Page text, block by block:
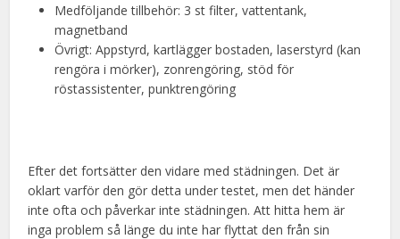
Medföljande tillbehör: 3 st filter, vattentank,
magnetband
Övrigt: Appstyrd, kartlägger bostaden, laserstyrd (kan
rengöra i mörker), zonrengöring, stöd för
röstassistenter, punktrengöring
Efter det fortsätter den vidare med städningen. Det är
oklart varför den gör detta under testet, men det händer
inte ofta och påverkar inte städningen. Att hitta hem är
inga problem så länge du inte har flyttat den från sin